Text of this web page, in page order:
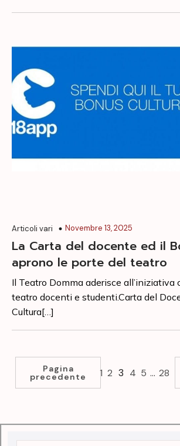
Articoli vari Novembre 13, 2025
La Carta del docente ed il
aprono le porte del teatro
Il Teatro Domma aderisce all’iniziativa
teatro docenti e studenti.Carta del
Cultura[…]
Pagina
precedente 1 2 3 4 5 … 28